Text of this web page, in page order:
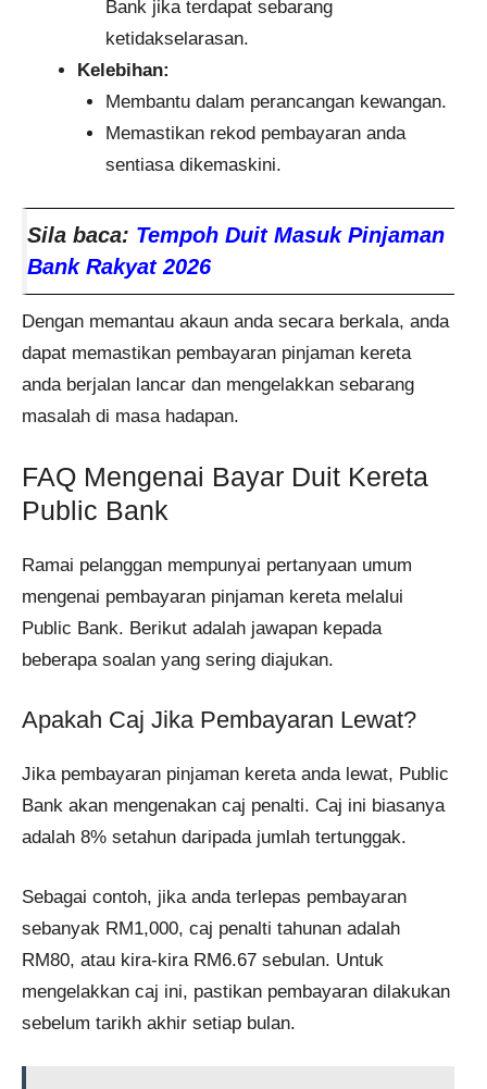
Bank jika terdapat sebarang
ketidakselarasan.
Kelebihan:
Membantu dalam perancangan kewangan.
Memastikan rekod pembayaran anda
sentiasa dikemaskini.
Sila baca: Tempoh Duit Masuk Pinjaman
Bank Rakyat 2026
Dengan memantau akaun anda secara berkala, anda
dapat memastikan pembayaran pinjaman kereta
anda berjalan lancar dan mengelakkan sebarang
masalah di masa hadapan.
FAQ Mengenai Bayar Duit Kereta
Public Bank
Ramai pelanggan mempunyai pertanyaan umum
mengenai pembayaran pinjaman kereta melalui
Public Bank. Berikut adalah jawapan kepada
beberapa soalan yang sering diajukan.
Apakah Caj Jika Pembayaran Lewat?
Jika pembayaran pinjaman kereta anda lewat, Public
Bank akan mengenakan caj penalti. Caj ini biasanya
adalah 8% setahun daripada jumlah tertunggak.
Sebagai contoh, jika anda terlepas pembayaran
sebanyak RM1,000, caj penalti tahunan adalah
RM80, atau kira-kira RM6.67 sebulan. Untuk
mengelakkan caj ini, pastikan pembayaran dilakukan
sebelum tarikh akhir setiap bulan.